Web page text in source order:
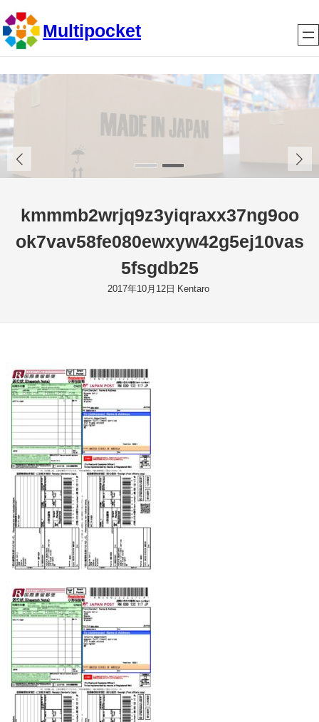
内
容
を
キ
プ
Multipocket
kmmmb2wrjq9z3yiqraxx37ng9oo
ok7vav58fe080ewxyw42g5ej10vas
5fsgdb25
2017年10月12日 Kentaro